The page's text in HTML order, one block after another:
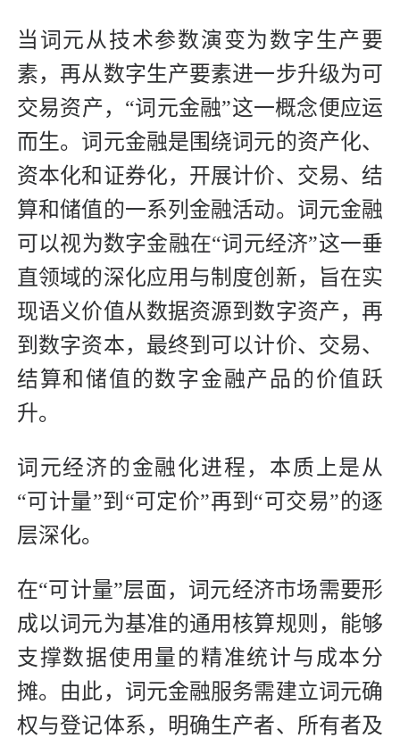
当词元从技术参数演变为数字生产要
素，再从数字生产要素进一步升级为可
交易资产，“词元金融”这一概念便应运
而生。词元金融是围绕词元的资产化、
资本化和证券化，开展计价、交易、结
算和储值的一系列金融活动。词元金融
可以视为数字金融在“词元经济”这一垂
直领域的深化应用与制度创新，旨在实
现语义价值从数据资源到数字资产，再
到数字资本，最终到可以计价、交易、
结算和储值的数字金融产品的价值跃
升。
词元经济的金融化进程，本质上是从
“可计量”到“可定价”再到“可交易”的逐
层深化。
在“可计量”层面，词元经济市场需要形
成以词元为基准的通用核算规则，能够
支撑数据使用量的精准统计与成本分
摊。由此，词元金融服务需建立词元确
权与登记体系，明确生产者、所有者及